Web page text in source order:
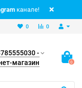
канале!
0
0
-
магазин
0